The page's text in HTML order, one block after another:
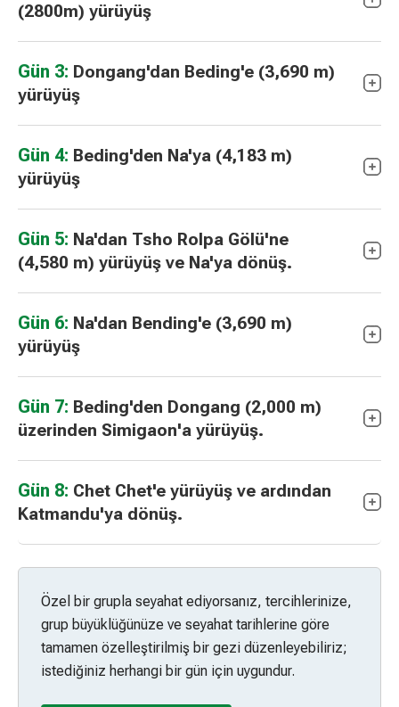
(2800m) yürüyüş
Gün 3: Dongang'dan Beding'e (3,690 m)
yürüyüş
Gün 4: Beding'den Na'ya (4,183 m)
yürüyüş
Gün 5: Na'dan Tsho Rolpa Gölü'ne
(4,580 m) yürüyüş ve Na'ya dönüş.
Gün 6: Na'dan Bending'e (3,690 m)
yürüyüş
Gün 7: Beding'den Dongang (2,000 m)
üzerinden Simigaon'a yürüyüş.
Gün 8: Chet Chet'e yürüyüş ve ardından
Katmandu'ya dönüş.
Özel bir grupla seyahat ediyorsanız, tercihlerinize,
grup büyüklüğünüze ve seyahat tarihlerine göre
tamamen özelleştirilmiş bir gezi düzenleyebiliriz;
istediğiniz herhangi bir gün için uygundur.